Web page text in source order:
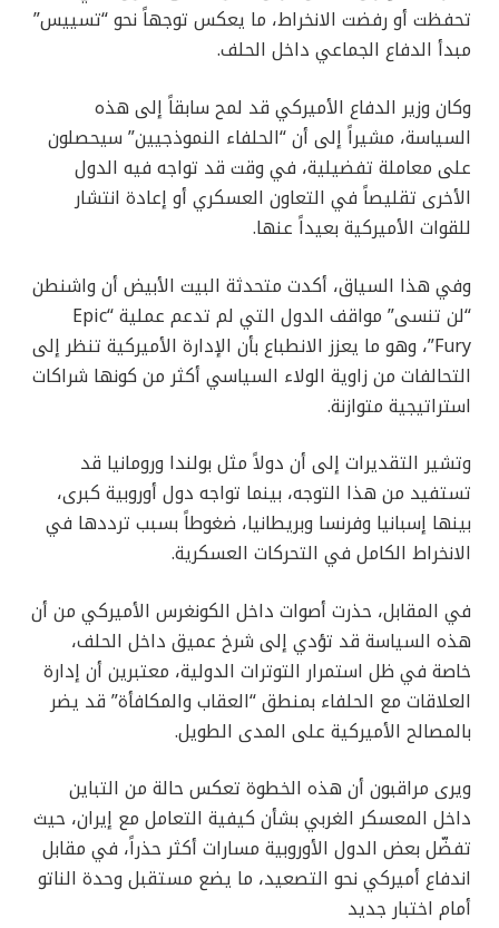
تحفظت أو رفضت الانخراط، ما يعكس توجهاً نحو “تسييس”
مبدأ الدفاع الجماعي داخل الحلف.
وكان وزير الدفاع الأميركي قد لمح سابقاً إلى هذه
السياسة، مشيراً إلى أن “الحلفاء النموذجيين” سيحصلون
على معاملة تفضيلية، في وقت قد تواجه فيه الدول
الأخرى تقليصاً في التعاون العسكري أو إعادة انتشار
للقوات الأميركية بعيداً عنها.
وفي هذا السياق، أكدت متحدثة البيت الأبيض أن واشنطن
“لن تنسى” مواقف الدول التي لم تدعم عملية “Epic
Fury”، وهو ما يعزز الانطباع بأن الإدارة الأميركية تنظر إلى
التحالفات من زاوية الولاء السياسي أكثر من كونها شراكات
استراتيجية متوازنة.
وتشير التقديرات إلى أن دولاً مثل بولندا ورومانيا قد
تستفيد من هذا التوجه، بينما تواجه دول أوروبية كبرى،
بينها إسبانيا وفرنسا وبريطانيا، ضغوطاً بسبب ترددها في
الانخراط الكامل في التحركات العسكرية.
في المقابل، حذرت أصوات داخل الكونغرس الأميركي من أن
هذه السياسة قد تؤدي إلى شرخ عميق داخل الحلف،
خاصة في ظل استمرار التوترات الدولية، معتبرين أن إدارة
العلاقات مع الحلفاء بمنطق “العقاب والمكافأة” قد يضر
بالمصالح الأميركية على المدى الطويل.
ويرى مراقبون أن هذه الخطوة تعكس حالة من التباين
داخل المعسكر الغربي بشأن كيفية التعامل مع إيران، حيث
تفضّل بعض الدول الأوروبية مسارات أكثر حذراً، في مقابل
اندفاع أميركي نحو التصعيد، ما يضع مستقبل وحدة الناتو
أمام اختبار جديد